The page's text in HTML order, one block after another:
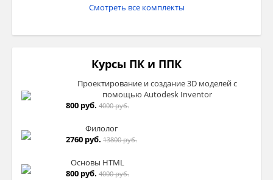
Смотреть все комплекты
Курсы ПК и ППК
Проектирование и создание 3D моделей с
помощью Autodesk Inventor
800 руб. 4000 руб.
Филолог
2760 руб. 13800 руб.
Основы HTML
800 руб. 4000 руб.